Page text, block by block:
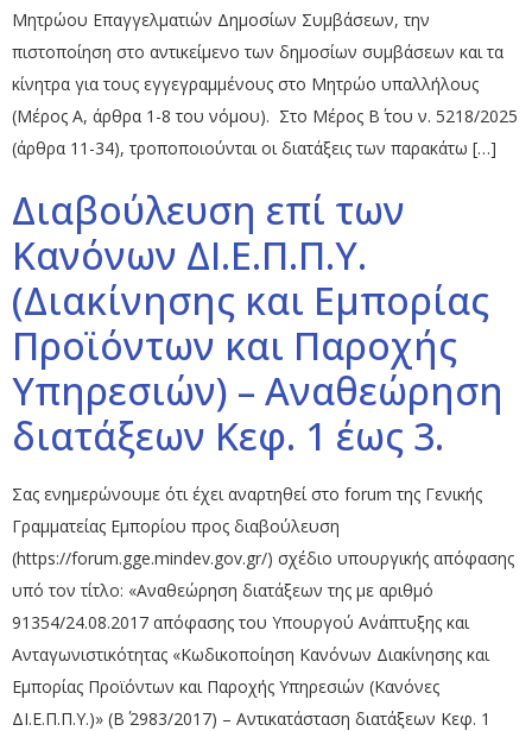
Μητρώου Επαγγελματιών Δημοσίων Συμβάσεων, την
πιστοποίηση στο αντικείμενο των δημοσίων συμβάσεων και τα
κίνητρα για τους εγγεγραμμένους στο Μητρώο υπαλλήλους
(Μέρος Α, άρθρα 1-8 του νόμου). Στο Μέρος Β΄ του ν. 5218/2025
(άρθρα 11-34), τροποποιούνται οι διατάξεις των παρακάτω […]
Διαβούλευση επί των
Κανόνων ΔΙ.Ε.Π.Π.Υ.
(Διακίνησης και Εμπορίας
Προϊόντων και Παροχής
Υπηρεσιών) – Αναθεώρηση
διατάξεων Κεφ. 1 έως 3.
Σας ενημερώνουμε ότι έχει αναρτηθεί στο forum της Γενικής
Γραμματείας Εμπορίου προς διαβούλευση
(https://forum.gge.mindev.gov.gr/) σχέδιο υπουργικής απόφασης
υπό τον τίτλο: «Αναθεώρηση διατάξεων της με αριθμό
91354/24.08.2017 απόφασης του Υπουργού Ανάπτυξης και
Ανταγωνιστικότητας «Κωδικοποίηση Κανόνων Διακίνησης και
Εμπορίας Προϊόντων και Παροχής Υπηρεσιών (Κανόνες
ΔΙ.Ε.Π.Π.Υ.)» (Β΄ 2983/2017) – Αντικατάσταση διατάξεων Κεφ. 1